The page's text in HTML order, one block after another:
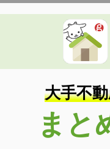
大手不
まと